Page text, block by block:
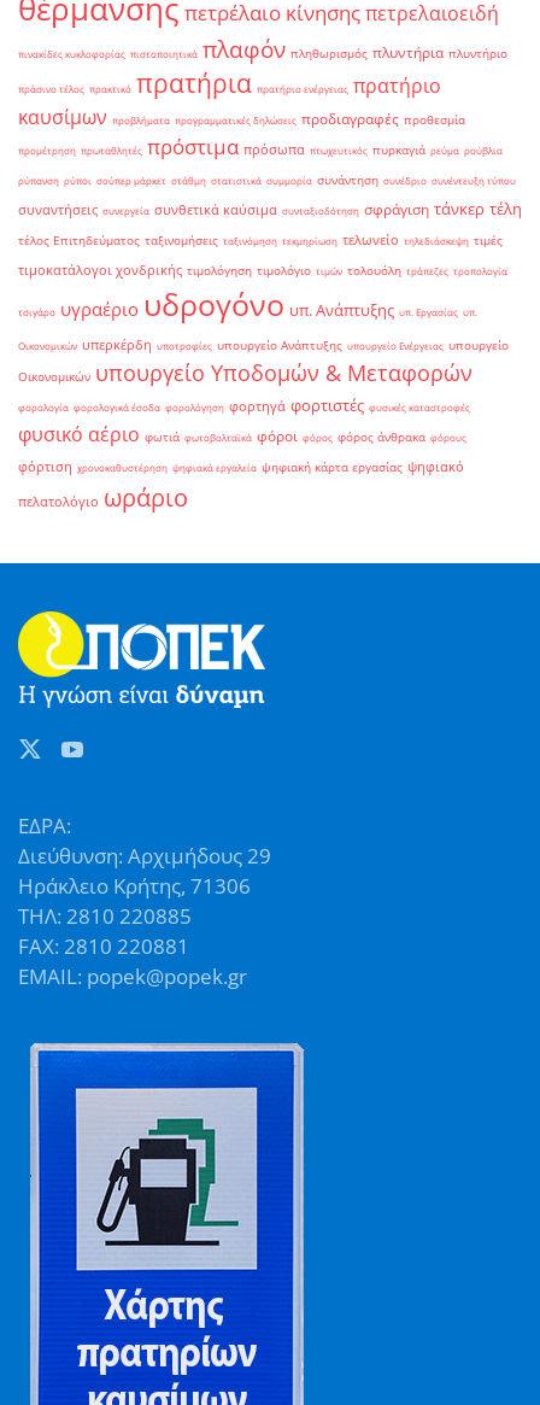
πετρέλαιο κίνησηςπετρελαιοειδή
πινακίδες κυκλοφορίας πιστοποιητικά πλαφόν πληθωρισμός πλυντήρια πλυντήριο
πράσινο τέλος πρακτικό πρατήρια πρατήριο ενέργειας πρατήριο
καυσίμων προβλήματα προγραμματικές δηλώσεις προδιαγραφές προθεσμία
προμέτρηση πρωταθλητές πρόστιμα πρόσωπα πτωχευτικός πυρκαγιά ρεύμα ρούβλια
ρύπανση ρύποι σούπερ μάρκετ στάθμη στατιστικά συμμορία συνάντηση συνέδριο συνέντευξη τύπου
συναντήσεις συνεργεία συνθετικά καύσιμα συνταξιοδότηση σφράγιση τάνκερ τέλη
τέλος Επιτηδεύματος ταξινομήσεις ταξινόμηση τεκμηρίωση τελωνείο τηλεδιάσκεψη τιμές
τιμοκατάλογοι χονδρικής τιμολόγηση τιμολόγιο τιμών τολουόλη τράπεζες τροπολογία
τσιγάρο υγραέριο υδρογόνο υπ. Ανάπτυξης υπ. Εργασίας υπ.
Οικονομικών υπερκέρδη υποτροφίες υπουργείο Ανάπτυξης υπουργείο Ενέργειας υπουργείο
Οικονομικών υπουργείο Υποδομών & Μεταφορών
φορολογία φορολογικά έσοδα φορολόγηση φορτηγά φορτιστές φυσικές καταστροφές
φυσικό αέριο φωτιά φωτοβολταϊκά φόροι φόρος φόρος άνθρακα φόρους
φόρτιση χρονοκαθυστέρηση ψηφιακά εργαλεία ψηφιακή κάρτα εργασίας ψηφιακό
πελατολόγιο ωράριο
ΕΔΡΑ:
Διεύθυνση: Αρχιμήδους 29
Ηράκλειο Κρήτης, 71306
ΤΗΛ: 2810 220885
FAX: 2810 220881
EMAIL: popek@popek.gr